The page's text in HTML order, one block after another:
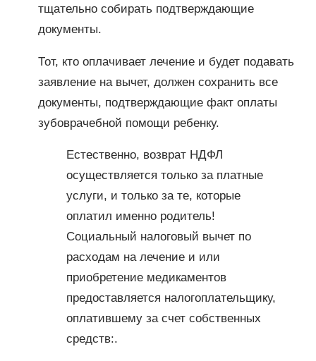
тщательно собирать подтверждающие
документы.
Тот, кто оплачивает лечение и будет подавать
заявление на вычет, должен сохранить все
документы, подтверждающие факт оплаты
зубоврачебной помощи ребенку.
Естественно, возврат НДФЛ
осуществляется только за платные
услуги, и только за те, которые
оплатил именно родитель!
Социальный налоговый вычет по
расходам на лечение и или
приобретение медикаментов
предоставляется налогоплательщику,
оплатившему за счет собственных
средств:.